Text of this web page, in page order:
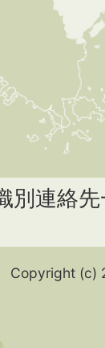
別連絡
Copyright (c)